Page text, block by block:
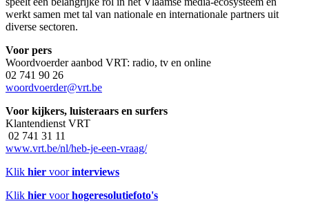
werkt samen met tal van nationale en internationale partners uit
diverse sectoren.
Voor pers
Woordvoerder aanbod VRT: radio, tv en online
02 741 90 26
woordvoerder@vrt.be
Voor kijkers, luisteraars en surfers
Klantendienst VRT
02 741 31 11
www.vrt.be/nl/heb-je-een-vraag/
Klik hier voorinterviews
Klik hier voorhogeresolutiefoto's